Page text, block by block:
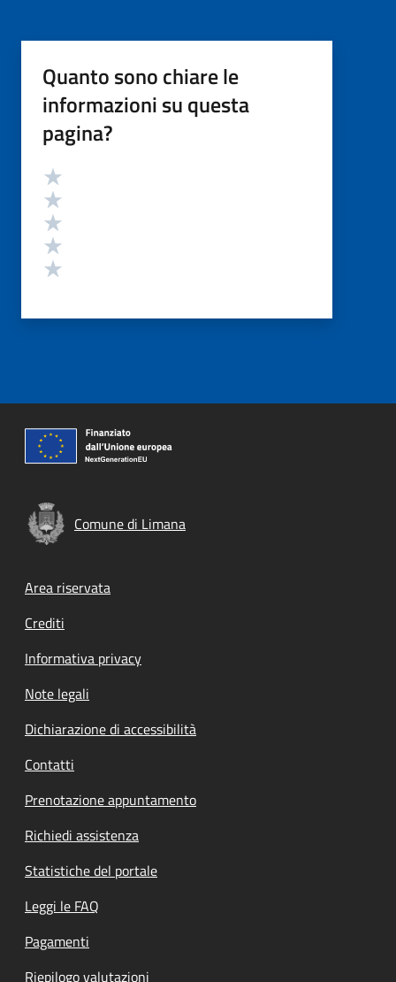
Quanto sono chiare le
informazioni su questa
pagina?
Valutazione
Comune di Limana
Footer menu
Area riservata
Crediti
Informativa privacy
Note legali
Dichiarazione di accessibilità
Contatti
Prenotazione appuntamento
Richiedi assistenza
Statistiche del portale
Leggi le FAQ
Pagamenti
Riepilogo valutazioni